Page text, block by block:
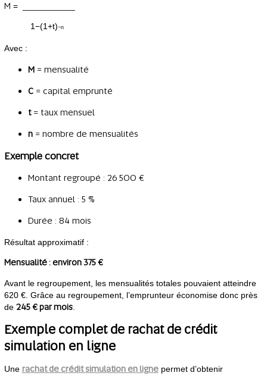
M = ___________
1−(1+t)−n
Avec :
M= mensualité
C= capital emprunté
t= taux mensuel
n= nombre de mensualités
Exemple concret
Montant regroupé : 26 500 €
Taux annuel : 5 %
Durée : 84 mois
Résultat approximatif :
Mensualité : environ 375 €
Avant le regroupement, les mensualités totales pouvaient atteindre
620 €. Grâce au regroupement, l’emprunteur économise donc près
de 245 € par mois.
Exemple complet de rachat de crédit
simulation en ligne
Une rachat de crédit simulation en lignepermet d’obtenir